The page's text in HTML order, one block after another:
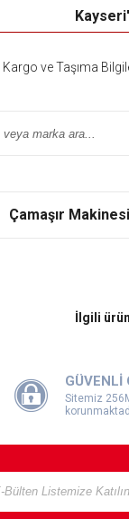
Kargo ve Taşıma
Çamaşır Makinesi
İlgili
GÜVENLİ
Sitemiz